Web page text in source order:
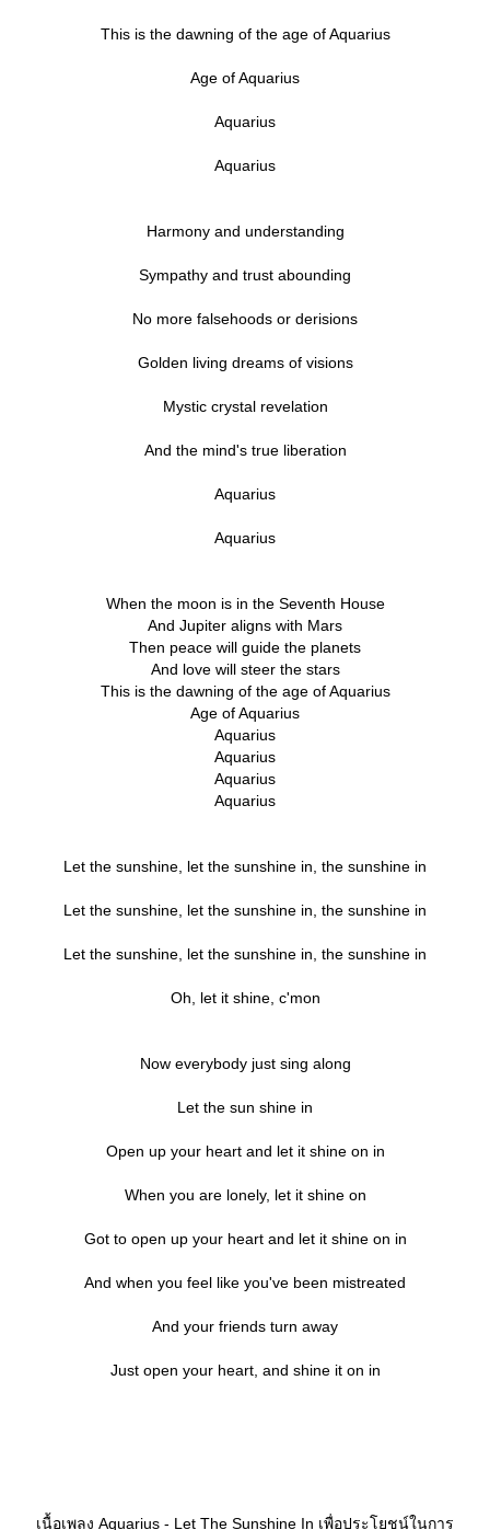
This is the dawning of the age of Aquarius
Age of Aquarius
Aquarius
Aquarius
Harmony and understanding
Sympathy and trust abounding
No more falsehoods or derisions
Golden living dreams of visions
Mystic crystal revelation
And the mind's true liberation
Aquarius
Aquarius
When the moon is in the Seventh House
And Jupiter aligns with Mars
Then peace will guide the planets
And love will steer the stars
This is the dawning of the age of Aquarius
Age of Aquarius
Aquarius
Aquarius
Aquarius
Aquarius
Let the sunshine, let the sunshine in, the sunshine in
Let the sunshine, let the sunshine in, the sunshine in
Let the sunshine, let the sunshine in, the sunshine in
Oh, let it shine, c'mon
Now everybody just sing along
Let the sun shine in
Open up your heart and let it shine on in
When you are lonely, let it shine on
Got to open up your heart and let it shine on in
And when you feel like you've been mistreated
And your friends turn away
Just open your heart, and shine it on in
เนื้อเพลง Aquarius - Let The Sunshine In เพื่อประโยชน์ในการ